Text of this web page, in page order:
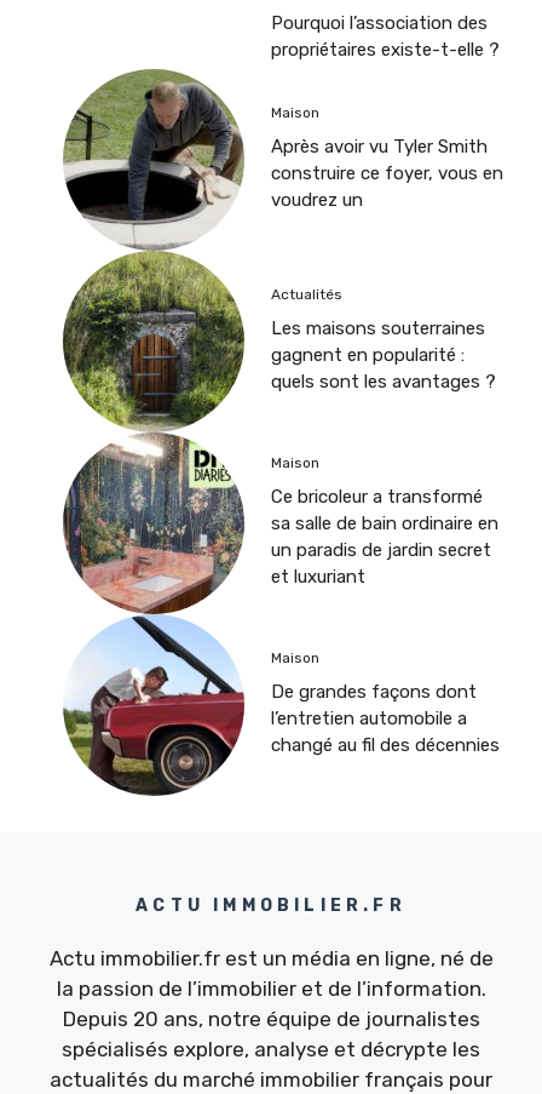
Pourquoi l’association des
propriétaires existe-t-elle ?
Maison
Après avoir vu Tyler Smith
construire ce foyer, vous en
voudrez un
Actualités
Les maisons souterraines
gagnent en popularité :
quels sont les avantages ?
Maison
Ce bricoleur a transformé
sa salle de bain ordinaire en
un paradis de jardin secret
et luxuriant
Maison
De grandes façons dont
l’entretien automobile a
changé au fil des décennies
ACTU IMMOBILIER.FR
Actu immobilier.fr est un média en ligne, né de
la passion de l’immobilier et de l’information.
Depuis 20 ans, notre équipe de journalistes
spécialisés explore, analyse et décrypte les
actualités du marché immobilier français pour